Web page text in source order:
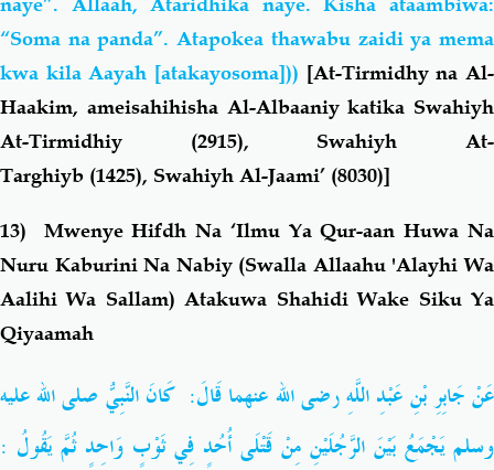
“Soma na panda”. Atapokea thawabu zaidi ya mema
kwa kila Aayah [atakayosoma])) [At-Tirmidhy na Al-
Haakim, ameisahihisha Al-Albaaniy katika Swahiyh
At-Tirmidhiy
(2915), Swahiyh At-
Targhiyb (1425), Swahiyh Al-Jaami’ (8030)]
13) Mwenye Hifdh Na ‘Ilmu Ya Qur-aan Huwa Na
Nuru Kaburini Na Nabiy (Swalla Allaahu 'Alayhi Wa
Aalihi Wa Sallam) Atakuwa Shahidi Wake Siku Ya
Qiyaamah
عَنْ جَابِرِ بْنِ عَبْدِ اللَّهِ رضى الله عنهما قَالَ: كَانَ النَّبِيُّ صلى الله عليه
وسلم يَجْمَعُ بَيْنَ الرَّجُلَيْنِ مِنْ قَتْلَى أُحُدٍ فِي ثَوْبٍ وَاحِدٍ ثُمَّ يَقُولُ :